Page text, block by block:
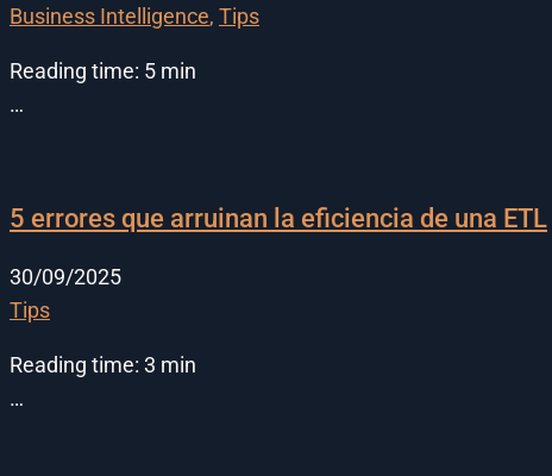
Business Intelligence, Tips
Reading time: 5 min
…
5 errores que arruinan la eficiencia de una ETL
30/09/2025
Tips
Reading time: 3 min
…